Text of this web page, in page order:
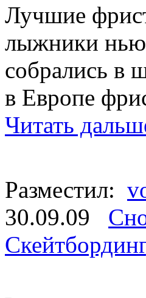
Лучшие
лыжники
собрались в
в Европе
Читать
Разместил:
30.09.09
Скейтбординг